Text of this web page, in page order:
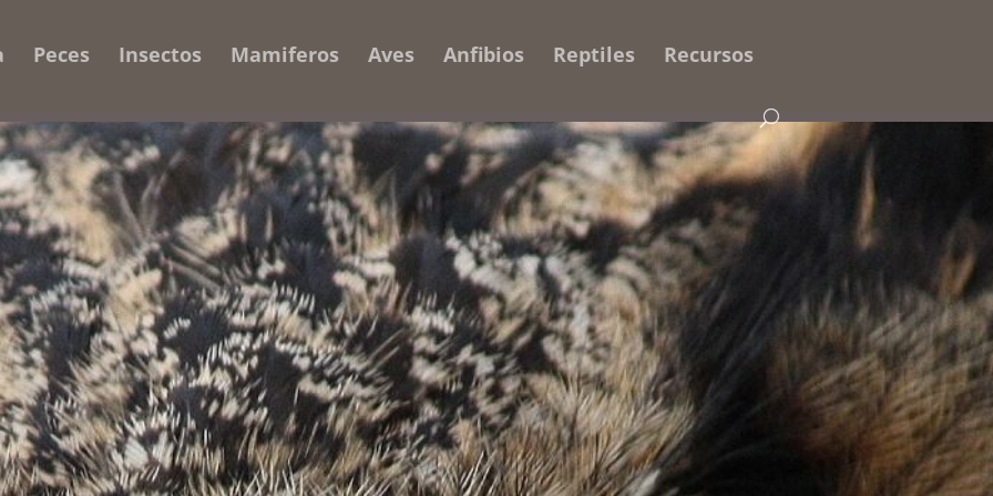
Peces Insectos Mamiferos Aves Anfibios Reptiles Recursos